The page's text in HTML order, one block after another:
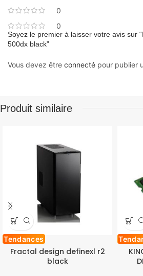
0
0
Soyez le premier à laisser votre avis sur
500dx black”
Vous devez être connecté pour publier
Produit similaire
Tendances
Fractal design definexl r2
black